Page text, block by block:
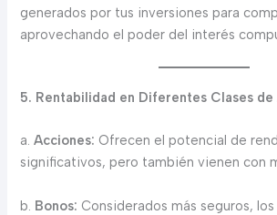
generados por tus inversiones para
aprovechando el poder del interés
5. Rentabilidad en Diferentes Clases de
a.Acciones: Ofrecen el potencial de
significativos, pero también vienen con
b. Bonos: Considerados más seguros,